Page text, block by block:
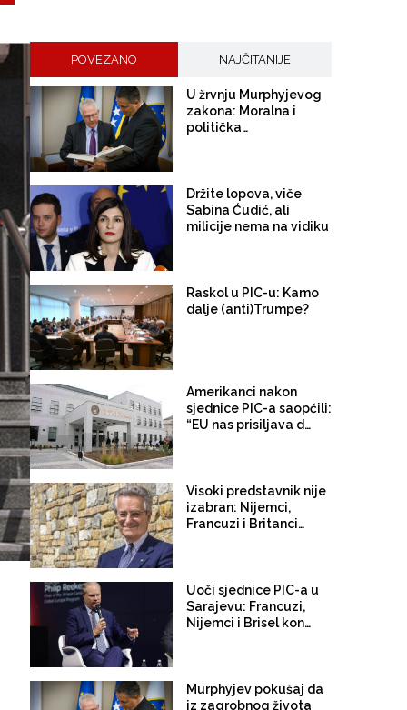
POVEZANO NAJČITANIJE
U žrvnju Murphyjevog
zakona: Moralna i
politička
Držite lopova, viče
Sabina Ćudić, ali
milicije nema na vidiku
Raskol u PIC-u: Kamo
dalje (anti)Trumpe?
Amerikanci nakon
sjednice PIC-a saopćili:
“EU nas prisiljava da
prisustvu u Bosni i
Hercegovini”
Visoki predstavnik nije
izabran: Nijemci,
Francuzi i Britanci
Uoči sjednice PIC-a u
Sarajevu: Francuzi,
Nijemci i Brisel kontra
predstavnika
imenovati Renea
Murphyjev pokušaj da
iz zagrobnog života